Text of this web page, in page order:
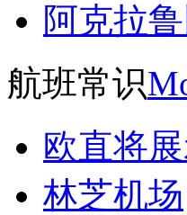
阿克拉
航班常识
欧直将
林芝机场